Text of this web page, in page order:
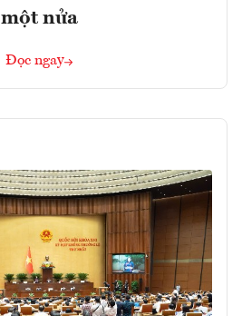
một nửa
Đọc ngay